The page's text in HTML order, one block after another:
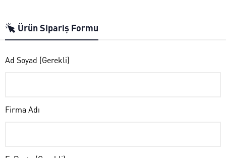
Ürün Sipariş Formu
Ad Soyad (Gerekli)
Firma Adı